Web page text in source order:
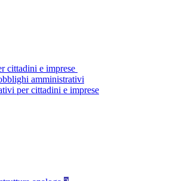
cittadini e imprese
amministrativi
per cittadini e imprese